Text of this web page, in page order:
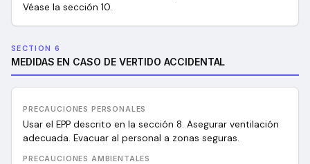
Véase la sección 10.
SECTION 6
MEDIDAS EN CASO DE VERTIDO ACCIDENTAL
PRECAUCIONES PERSONALES
Usar el EPP descrito en la sección 8. Asegurar ventilación
adecuada. Evacuar al personal a zonas seguras.
PRECAUCIONES AMBIENTALES